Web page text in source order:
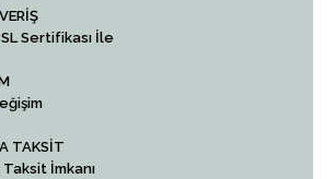
Sertifikası İle
TAKSİT
Taksit İmkanı